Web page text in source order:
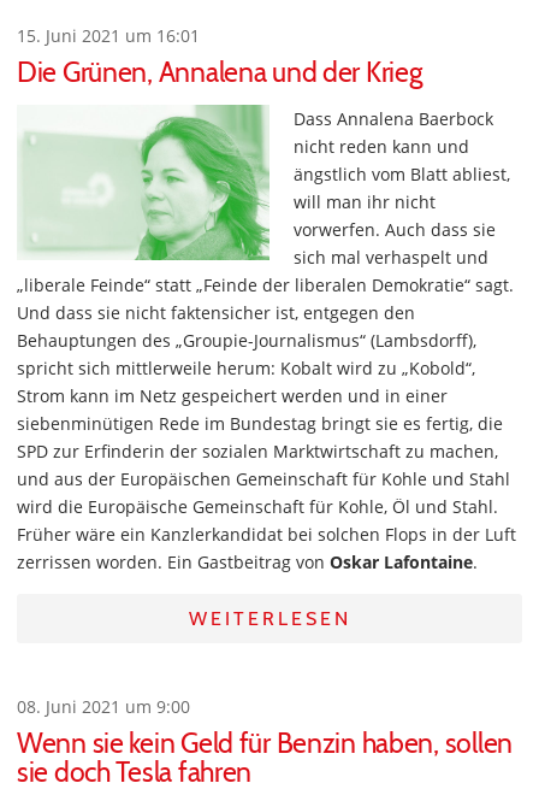
15. Juni 2021 um 16:01
Die Grünen, Annalena und der Krieg
Dass Annalena Baerbock
nicht reden kann und
ängstlich vom Blatt abliest,
will man ihr nicht
vorwerfen. Auch dass sie
sich mal verhaspelt und
„liberale Feinde“ statt „Feinde der liberalen Demokratie“ sagt.
Und dass sie nicht faktensicher ist, entgegen den
Behauptungen des „Groupie-Journalismus“ (Lambsdorff),
spricht sich mittlerweile herum: Kobalt wird zu „Kobold“,
Strom kann im Netz gespeichert werden und in einer
siebenminütigen Rede im Bundestag bringt sie es fertig, die
SPD zur Erfinderin der sozialen Marktwirtschaft zu machen,
und aus der Europäischen Gemeinschaft für Kohle und Stahl
wird die Europäische Gemeinschaft für Kohle, Öl und Stahl.
Früher wäre ein Kanzlerkandidat bei solchen Flops in der Luft
zerrissen worden. Ein Gastbeitrag von Oskar Lafontaine.
WEITERLESEN
08. Juni 2021 um 9:00
Wenn sie kein Geld für Benzin haben, sollen
sie doch Tesla fahren